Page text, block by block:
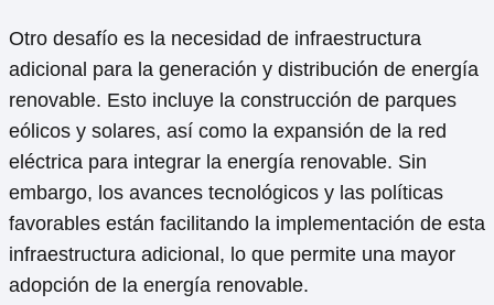
Otro desafío es la necesidad de infraestructura
adicional para la generación y distribución de energía
renovable. Esto incluye la construcción de parques
eólicos y solares, así como la expansión de la red
eléctrica para integrar la energía renovable. Sin
embargo, los avances tecnológicos y las políticas
favorables están facilitando la implementación de esta
infraestructura adicional, lo que permite una mayor
adopción de la energía renovable.